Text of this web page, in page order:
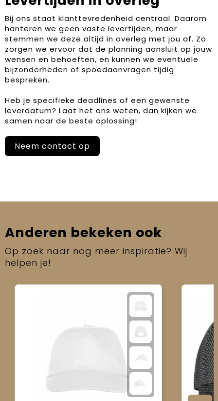
Bij ons staat klanttevredenheid centraal. Daarom
hanteren we geen vaste levertijden, maar
stemmen we deze altijd in overleg met jou af. Zo
zorgen we ervoor dat de planning aansluit op jouw
wensen en behoeften, en kunnen we eventuele
bijzonderheden of spoedaanvragen tijdig
bespreken.
Heb je specifieke deadlines of een gewenste
leverdatum? Laat het ons weten, dan kijken we
samen naar de beste oplossing!
Neem contact op
Anderen bekeken ook
Op zoek naar nog meer inspiratie? Wij
helpen je!